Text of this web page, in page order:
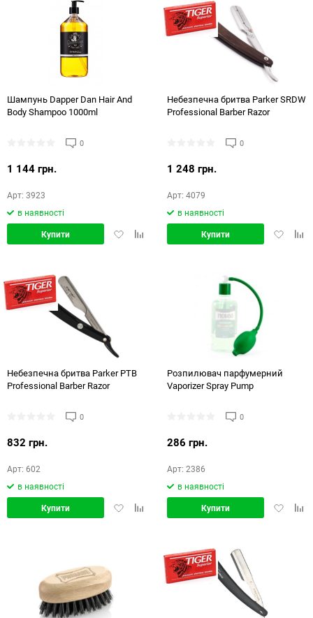
Шампунь Dapper Dan Hair And
Body Shampoo 1000ml
0
1 144 грн.
Арт: 3923
в наявності
ДодатиДодати
Купити
Небезпечна бритва Parker SRDW
Professional Barber Razor
0
1 248 грн.
Арт: 4079
в наявності
Додати
Купити
Небезпечна бритва Parker PTB
Professional Barber Razor
0
832 грн.
Арт: 602
в наявності
ДодатиДодати
Купити
Розпилювач парфумерний
Vaporizer Spray Pump
0
286 грн.
Арт: 2386
в наявності
Додати
Купити